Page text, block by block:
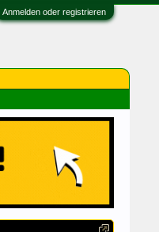
Anmelden oder registrieren